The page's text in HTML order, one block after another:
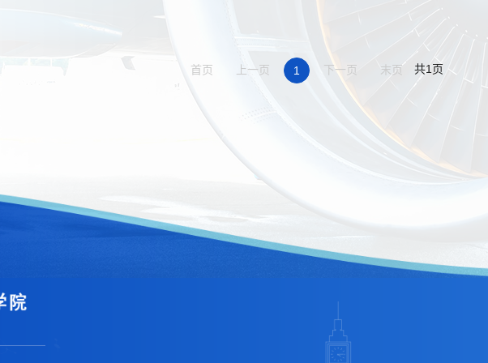
首页 上一页 1 下一页 末页 共1页